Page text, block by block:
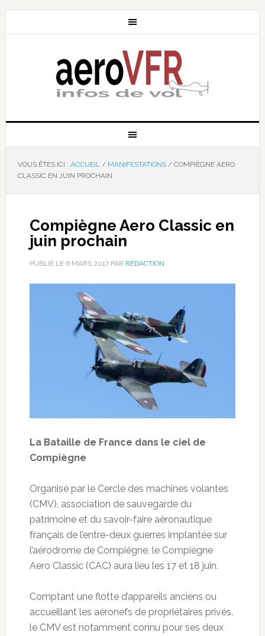
VOUS ÊTES ICI : ACCUEIL / MANIFESTATIONS /COMPIÈGNE AERO
CLASSIC EN JUIN PROCHAIN
Compiègne Aero Classic en
juin prochain
PUBLIÉ LE 6 MARS 2017PAR RÉDACTION
La Bataille de France dans le ciel de
Compiègne
Organisé par le Cercle des machines volantes
(CMV), association de sauvegarde du
patrimoine et du savoir-faire aéronautique
français de l’entre-deux guerres implantée sur
l’aérodrome de Compiègne, le Compiègne
Aero Classic (CAC) aura lieu les 17 et 18 juin.
Comptant une flotte d’appareils anciens ou
accueillant les aéronefs de propriétaires privés,
le CMV est notamment connu pour ses deux